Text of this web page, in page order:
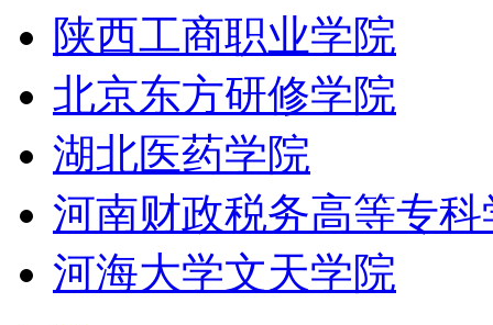
陕西工商职业学院
北京东方研修学院
湖北医药学院
河南财政税务高等专科
河海大学文天学院